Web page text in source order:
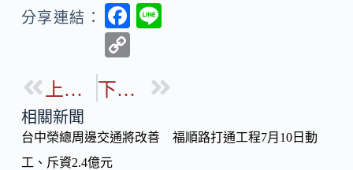
分享連結：
F
b
o
p
Li
上一篇 下一篇
相關新聞
台中榮總周邊交通將改善 福順路打通工程7月10日動
工、斥資2.4億元